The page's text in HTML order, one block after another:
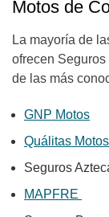
Motos de
La mayoría de
ofrecen
de las más
GNP Motos
Quálitas Motos
Seguros
MAPFRE